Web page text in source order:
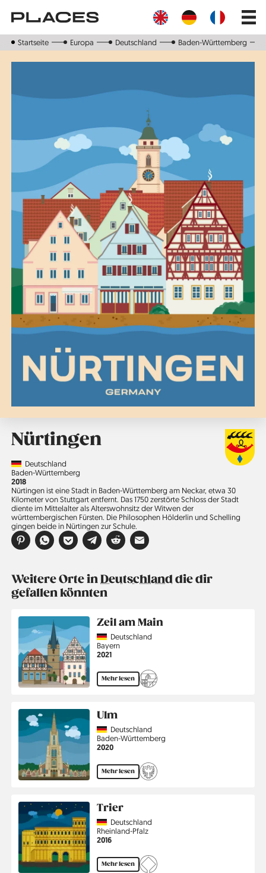
zum
Inhalt
Main
Startseite Europa Deutschland Baden-Württemberg
Nürtingen
CountryDeutschland
Region
Baden-Württemberg
Jahr
2018
Nürtingen ist eine Stadt in Baden-Württemberg am Neckar, etwa 30
Kilometer von Stuttgart entfernt. Das 1750 zerstörte Schloss der Stadt
diente im Mittelalter als Alterswohnsitz der Witwen der
württembergischen Fürsten. Die Philosophen Hölderlin und Schelling
gingen beide in Nürtingen zur Schule.
Weitere Orte inDeutschlanddie dir
gefallen könnten
Zeil am Main
CountryDeutschland
Region
Bayern
Jahr
2021
Mehr lesen
Ulm
CountryDeutschland
Region
Baden-Württemberg
Jahr
2020
Mehr lesen
Trier
CountryDeutschland
Region
Rheinland-Pfalz
Jahr
2016
Mehr lesen